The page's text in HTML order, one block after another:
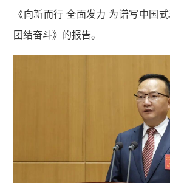
《向新而行 全面发力 为谱写中国
团结奋斗》的报告。